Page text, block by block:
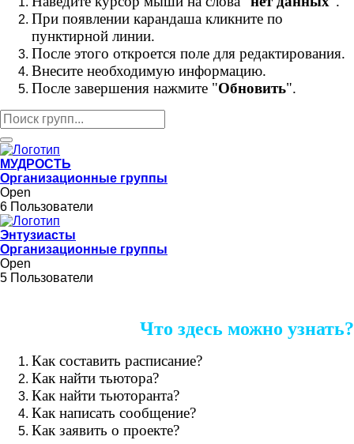
При появлении карандаша кликните по
пунктирной линии.
После этого откроется поле для редактирования.
Внесите необходимую информацию.
После завершения нажмите "Обновить".
МУДРОСТЬ
Организационные группы
Open
6 Пользователи
Энтузиасты
Организационные группы
Open
5 Пользователи
Что здесь можно узнать?
Как составить расписание?
Как найти тьютора?
Как найти тьюторанта?
Как написать сообщение?
Как заявить о проекте?